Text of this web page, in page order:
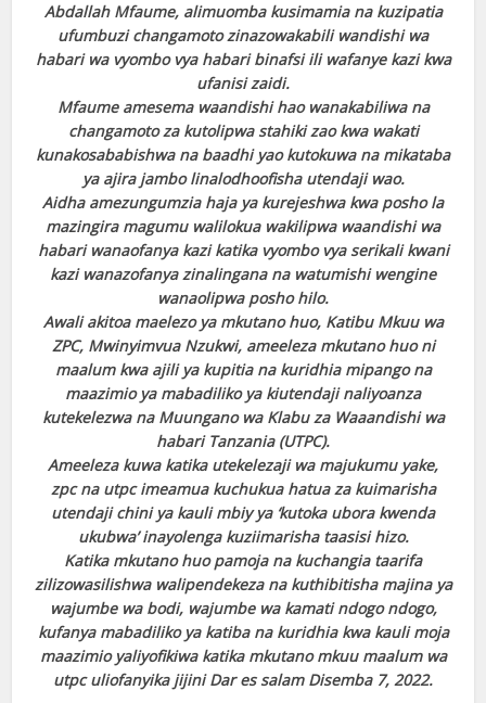
Abdallah Mfaume, alimuomba kusimamia na kuzipatia
ufumbuzi changamoto zinazowakabili wandishi wa
habari wa vyombo vya habari binafsi ili wafanye kazi kwa
ufanisi zaidi.
Mfaume amesema waandishi hao wanakabiliwa na
changamoto za kutolipwa stahiki zao kwa wakati
kunakosababishwa na baadhi yao kutokuwa na mikataba
ya ajira jambo linalodhoofisha utendaji wao.
Aidha amezungumzia haja ya kurejeshwa kwa posho la
mazingira magumu walilokua wakilipwa waandishi wa
habari wanaofanya kazi katika vyombo vya serikali kwani
kazi wanazofanya zinalingana na watumishi wengine
wanaolipwa posho hilo.
Awali akitoa maelezo ya mkutano huo, Katibu Mkuu wa
ZPC, Mwinyimvua Nzukwi, ameeleza mkutano huo ni
maalum kwa ajili ya kupitia na kuridhia mipango na
maazimio ya mabadiliko ya kiutendaji naliyoanza
kutekelezwa na Muungano wa Klabu za Waaandishi wa
habari Tanzania (UTPC).
Ameeleza kuwa katika utekelezaji wa majukumu yake,
zpc na utpc imeamua kuchukua hatua za kuimarisha
utendaji chini ya kauli mbiy ya ‘kutoka ubora kwenda
ukubwa’ inayolenga kuziimarisha taasisi hizo.
Katika mkutano huo pamoja na kuchangia taarifa
zilizowasilishwa walipendekeza na kuthibitisha majina ya
wajumbe wa bodi, wajumbe wa kamati ndogo ndogo,
kufanya mabadiliko ya katiba na kuridhia kwa kauli moja
maazimio yaliyofikiwa katika mkutano mkuu maalum wa
utpc uliofanyika jijini Dar es salam Disemba 7, 2022.